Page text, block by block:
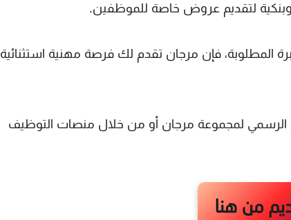
لتقديم عروض خاصة للموظفين.
المطلوبة، فإن مرجان تقدم لك فرصة مهنية استثنائية
الرسمي لمجموعة مرجان أو من خلال منصات التوظيف